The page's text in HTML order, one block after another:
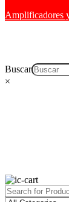
Amplificadores
Buscar
×